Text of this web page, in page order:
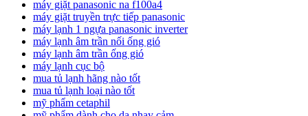
máy giặt panasonic na f100a4
máy giặt truyền trực tiếp panasonic
máy lạnh 1 ngựa panasonic inverter
máy lạnh âm trần nối ống gió
máy lạnh âm trần ống gió
máy lạnh cục bộ
mua tủ lạnh hãng nào tốt
mua tủ lạnh loại nào tốt
mỹ phẩm cetaphil